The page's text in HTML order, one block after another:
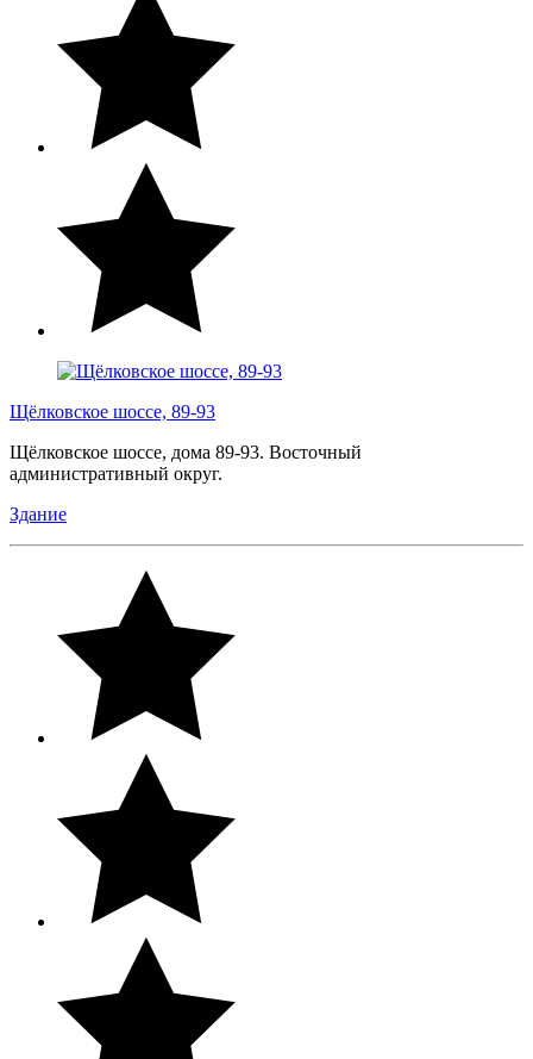
Щёлковское шоссе, 89-93
Щёлковское шоссе, дома 89-93. Восточный
административный округ.
Здание